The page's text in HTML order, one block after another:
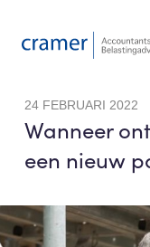
24 FEBRUARI 2022
Wanneer
een nieuw